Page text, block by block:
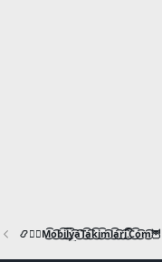
📿🧙‍♂️M͜͡o͜͡b͜͡i͜͡l͜͡y͜͡a͜͡T͜͡a͜͡k͜͡i͜͡m͜͡l͜͡a͜͡r͜͡i͜͡.͜͡C͜͡o͜͡m͜͡🦉